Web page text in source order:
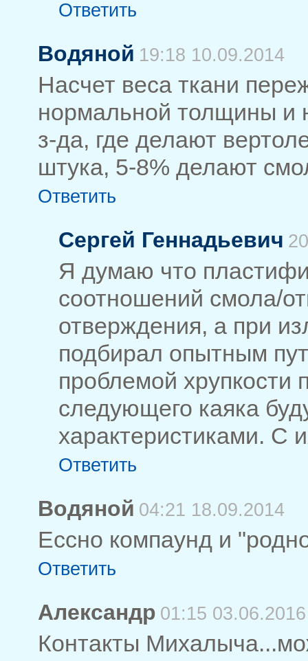
Ответить
Водяной 19:18 10.09.2014
Насчет веса ткани
нормальной толщины и
з-да, где делают
штука, 5-8% делают
Ответить
Сергей Геннадьевич
Я думаю что
соотношений смола/
отверждения, а при
подбирал опытным
проблемой хрупкости
следующего каяка
характеристиками.
Ответить
Водяной 04:21 18.09.2014
Ессно компаунд и
Ответить
Александр 01:15 03.06.2016
Контакты